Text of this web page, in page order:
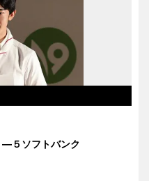
―５ソフトバンク